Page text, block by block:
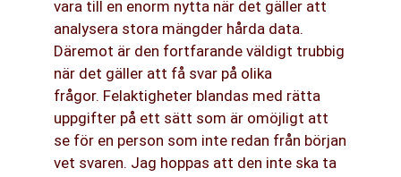
vara till en enorm nytta när det gäller att
analysera stora mängder hårda data.
Däremot är den fortfarande väldigt trubbig
när det gäller att få svar på olika
frågor. Felaktigheter blandas med rätta
uppgifter på ett sätt som är omöjligt att
se för en person som inte redan från början
vet svaren. Jag hoppas att den inte ska ta